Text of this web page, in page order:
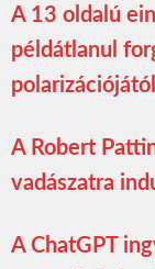
A 13 oldalú
példátlanul
A Robert
vadászatra
A ChatGPT